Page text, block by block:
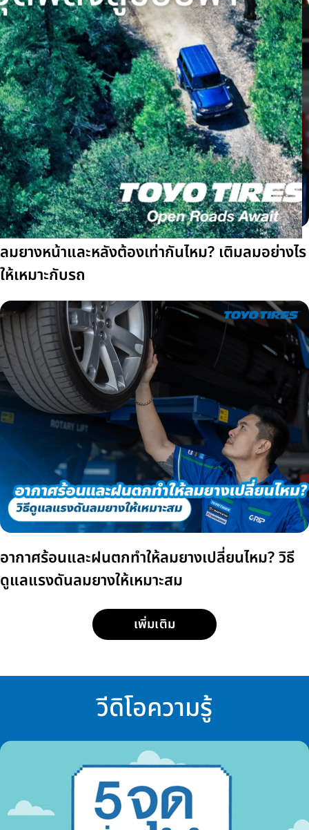
ลมยางหน้าและหลังต้องเท่ากันไหม? เติมลมอย่างไร
ให้เหมาะกับรถ
อากาศร้อนและฝนตกทำให้ลมยางเปลี่ยนไหม? วิธี
ดูแลแรงดันลมยางให้เหมาะสม
เพิ่มเติม
วีดิโอความรู้